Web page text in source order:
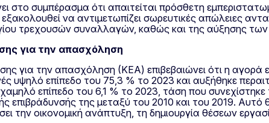
στο συμπέρασμα ότι απαιτείται πρόσθετη
να αντιμετωπίζει σωρευτικές απώλειες
τρεχουσών συναλλαγών, καθώς και της αύξησης
για την απασχόληση
για την απασχόληση (ΚΕΑ) επιβεβαιώνει ότι η
υψηλό επίπεδο του 75,3 % το 2023 και αυξήθηκε
επίπεδο του 6,1 % το 2023, τάση που
επιβράδυνσής της μεταξύ του 2010 και του 2019.
την οικονομική ανάπτυξη, τη δημιουργία θέσεων